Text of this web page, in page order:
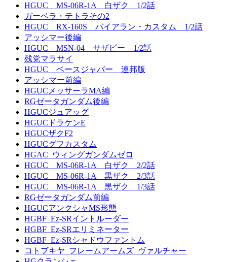
HGUC MS-06R-1A 白ザク 1/2話
ガーベラ・テトラその2
HGUC RX-160S バイアラン・カスタム 1/2話
アッシマー後編
HGUC MSN-04 サザビー 1/2話
残党マラサイ
HGUC ベースジャバー 連邦版
アッシマー前編
HGUCメッサーラMA編
RGゼータガンダム後編
HGUCジュアッグ
HGUCドラケンE
HGUCザクF2
HGUCグフカスタム
HGAC_ウィングガンダムゼロ
HGUC MS-06R-1A 白ザク 2/2話
HGUC MS-06R-1A 黒ザク 2/3話
HGUC MS-06R-1A 黒ザク 1/3話
RGゼータガンダム前編
HGUCアンクシャMS形態
HGBF_Ez-SRイントルーダー
HGBF_Ez-SRエリミネーター
HGBF_Ez-SRシャドウファントム
コトブキヤ_フレームアームズ_ヴァルチャー